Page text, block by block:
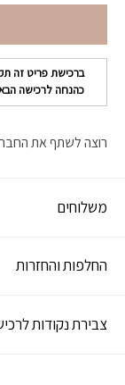
ברכישת פריט זה
כהנחה לרכישה
משלוחים
החלפות והחזרות
צבירת נקודות
רוצה לשתף את